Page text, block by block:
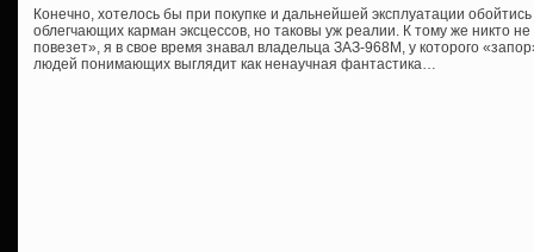
Конечно, хотелось бы при покупке и дальнейшей эксплуатации
облегчающих карман эксцессов, но таковы уж реалии. К тому же никто
повезет», я в свое время знавал владельца ЗАЗ-968М, у которого
людей понимающих выглядит как ненаучная фантастика…